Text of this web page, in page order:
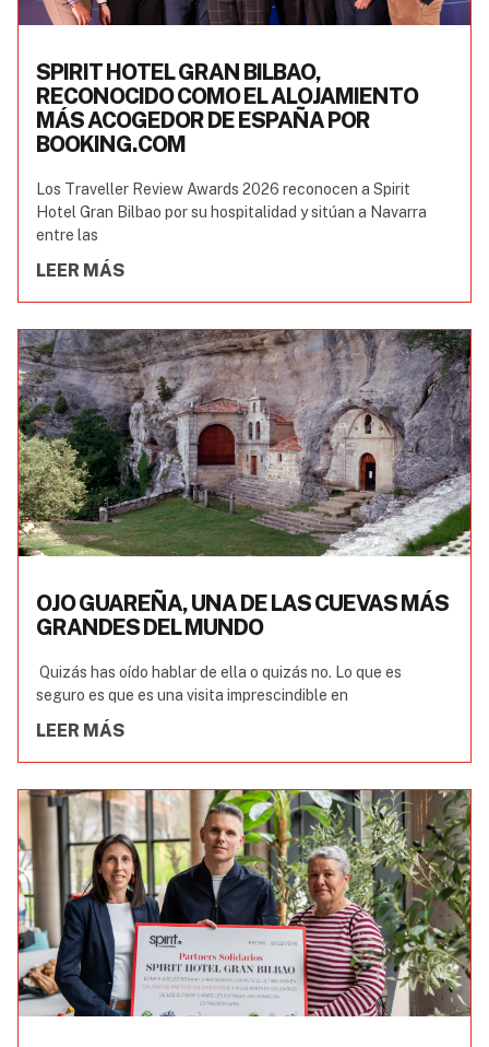
SPIRIT HOTEL GRAN BILBAO,
RECONOCIDO COMO EL ALOJAMIENTO
MÁS ACOGEDOR DE ESPAÑA POR
BOOKING.COM
Los Traveller Review Awards 2026 reconocen a Spirit
Hotel Gran Bilbao por su hospitalidad y sitúan a Navarra
entre las
LEER MÁS
OJO GUAREÑA, UNA DE LAS CUEVAS MÁS
GRANDES DEL MUNDO
Quizás has oído hablar de ella o quizás no. Lo que es
seguro es que es una visita imprescindible en
LEER MÁS